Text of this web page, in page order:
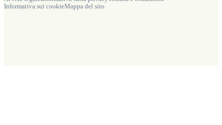
Informativa sui cookieMappa del sito